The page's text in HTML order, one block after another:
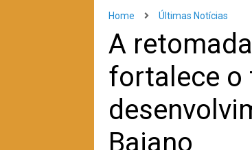
Home Últimas Notícias
A
fortalece o
Baiano